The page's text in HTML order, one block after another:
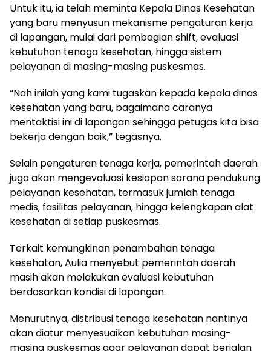
Untuk itu, ia telah meminta Kepala Dinas Kesehatan
yang baru menyusun mekanisme pengaturan kerja
di lapangan, mulai dari pembagian shift, evaluasi
kebutuhan tenaga kesehatan, hingga sistem
pelayanan di masing-masing puskesmas.
“Nah inilah yang kami tugaskan kepada kepala dinas
kesehatan yang baru, bagaimana caranya
mentaktisi ini di lapangan sehingga petugas kita bisa
bekerja dengan baik,” tegasnya.
Selain pengaturan tenaga kerja, pemerintah daerah
juga akan mengevaluasi kesiapan sarana pendukung
pelayanan kesehatan, termasuk jumlah tenaga
medis, fasilitas pelayanan, hingga kelengkapan alat
kesehatan di setiap puskesmas.
Terkait kemungkinan penambahan tenaga
kesehatan, Aulia menyebut pemerintah daerah
masih akan melakukan evaluasi kebutuhan
berdasarkan kondisi di lapangan.
Menurutnya, distribusi tenaga kesehatan nantinya
akan diatur menyesuaikan kebutuhan masing-
masing puskesmas agar pelayanan dapat berjalan